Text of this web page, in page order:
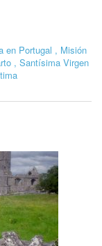
en Portugal , Misión
, Santísima Virgen